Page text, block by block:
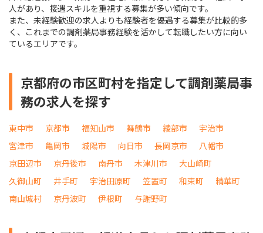
人があり、接遇スキルを重視する募集が多い傾向です。
また、未経験歓迎の求人よりも経験者を優遇する募集が比較的多
く、これまでの調剤薬局事務経験を活かして転職したい方に向い
ているエリアです。
京都府の市区町村を指定して調剤薬局事
務の求人を探す
東中市 京都市 福知山市 舞鶴市 綾部市
宇治市
宮津市
亀岡市 城陽市 向日市 長岡京市
八幡市
京田辺市
京丹後市 南丹市 木津川市
大山崎町
久御山町
井手町 宇治田原町 笠置町 和束町
精華町
南山城村
京丹波町 伊根町 与謝野町